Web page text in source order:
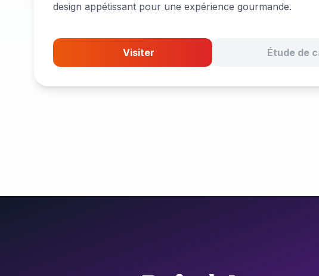
design appétissant pour une expérience gourmande.
Visiter Étude de